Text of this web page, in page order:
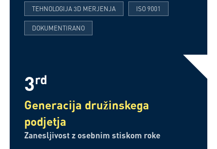
TEHNOLOGIJA 3D MERJENJA ISO 9001
DOKUMENTIRANO
3rd
Generacija družinskega
podjetja
Zanesljivost z osebnim stiskom roke